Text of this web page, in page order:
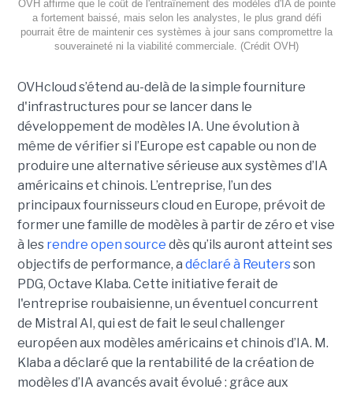
OVH affirme que le coût de l'entraînement des modèles d'IA de pointe
a fortement baissé, mais selon les analystes, le plus grand défi
pourrait être de maintenir ces systèmes à jour sans compromettre la
souveraineté ni la viabilité commerciale. (Crédit OVH)
OVHcloud s’étend au-delà de la simple fourniture
d'infrastructures pour se lancer dans le
développement de modèles IA. Une évolution à
même de vérifier si l’Europe est capable ou non de
produire une alternative sérieuse aux systèmes d’IA
américains et chinois. L’entreprise, l’un des
principaux fournisseurs cloud en Europe, prévoit de
former une famille de modèles à partir de zéro et vise
à les rendre open source dès qu’ils auront atteint ses
objectifs de performance, a déclaré à Reutersson
PDG, Octave Klaba. Cette initiative ferait de
l'entreprise roubaisienne, un éventuel concurrent
de Mistral AI, qui est de fait le seul challenger
européen aux modèles américains et chinois d’IA. M.
Klaba a déclaré que la rentabilité de la création de
modèles d’IA avancés avait évolué : grâce aux